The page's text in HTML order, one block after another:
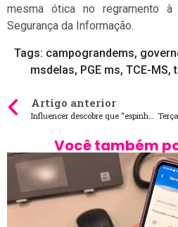
mesma ótica no regramento à
Segurança da Informação.
Tags: campograndems,
msdelas, PGE ms, TCE-MS,
Artigo anterior
Influencer descobre que “espinha” que nunca cicatrizava era um tumor
Você também